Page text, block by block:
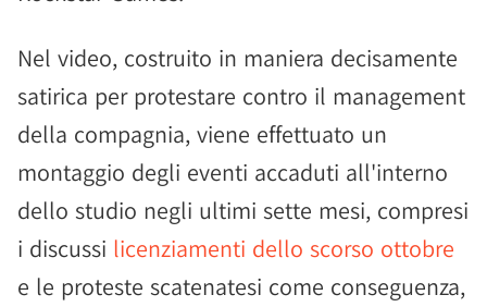
Nel video, costruito in maniera decisamente
satirica per protestare contro il management
della compagnia, viene effettuato un
montaggio degli eventi accaduti all'interno
dello studio negli ultimi sette mesi, compresi
i discussi licenziamenti dello scorso ottobre
e le proteste scatenatesi come conseguenza,